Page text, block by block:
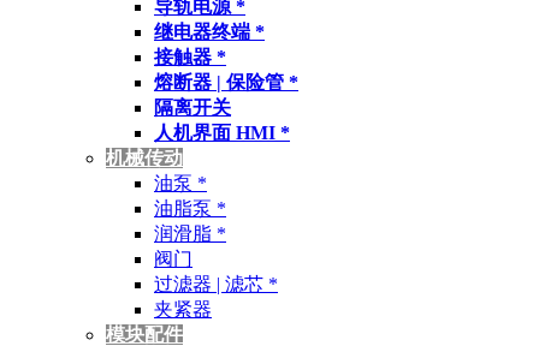
导轨电源 *
继电器终端 *
接触器 *
熔断器 | 保险管 *
隔离开关
人机界面 HMI *
机械传动
油泵 *
油脂泵 *
润滑脂 *
阀门
过滤器 | 滤芯 *
夹紧器
模块配件